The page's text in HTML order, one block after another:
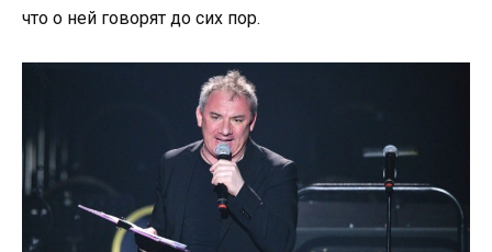
что о ней говорят до сих пор.